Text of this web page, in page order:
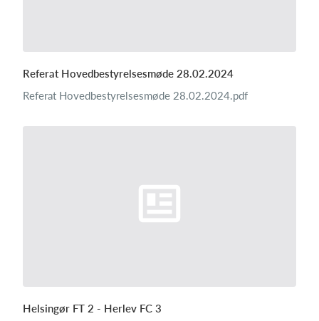
Referat Hovedbestyrelsesmøde 28.02.2024
Referat Hovedbestyrelsesmøde 28.02.2024.pdf
Helsingør FT 2 - Herlev FC 3